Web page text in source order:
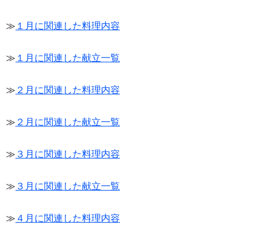
≫ １月に関連した料理内容
≫ １月に関連した献立一覧
≫ ２月に関連した料理内容
≫ ２月に関連した献立一覧
≫ ３月に関連した料理内容
≫ ３月に関連した献立一覧
≫ ４月に関連した料理内容